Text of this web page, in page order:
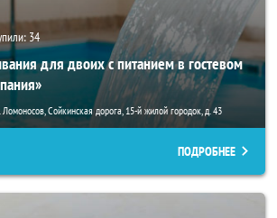
34
для двоих с питанием в гостевом
Ломоносов, Сойкинская дорога, 15-й жилой городок, д. 43
ПОДРОБНЕЕ